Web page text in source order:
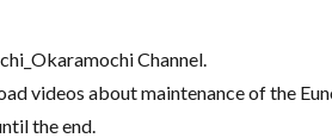
Channel.
videos about maintenance of the
the end.